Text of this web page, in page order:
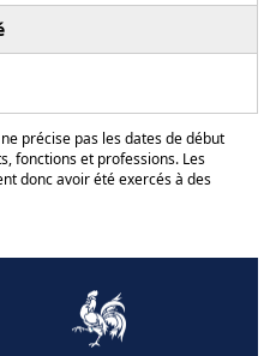
précise pas les dates de début
fonctions et professions. Les
donc avoir été exercés à des